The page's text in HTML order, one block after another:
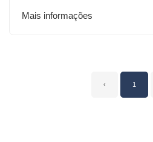
Mais informações
‹ 1